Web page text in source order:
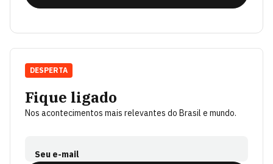
Fique ligado
Nos acontecimentos mais relevantes do Brasil e mundo.
Seu e-mail
DESPERTA